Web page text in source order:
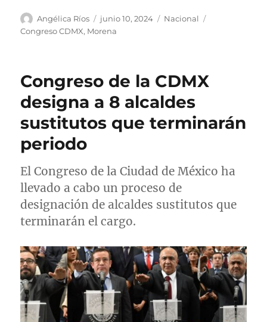
— Jorge Álvarez Máynez
A
u
Angélica Ríos
P
u
c
d
o
e
junio 10, 2024
C
o
í
a
s
Nacional
s
Congreso CDMX, Morena
Congreso de la CDMX
designa a 8 alcaldes
sustitutos que terminarán
periodo
El Congreso de la Ciudad de México ha
llevado a cabo un proceso de
designación de alcaldes sustitutos que
terminarán el cargo.